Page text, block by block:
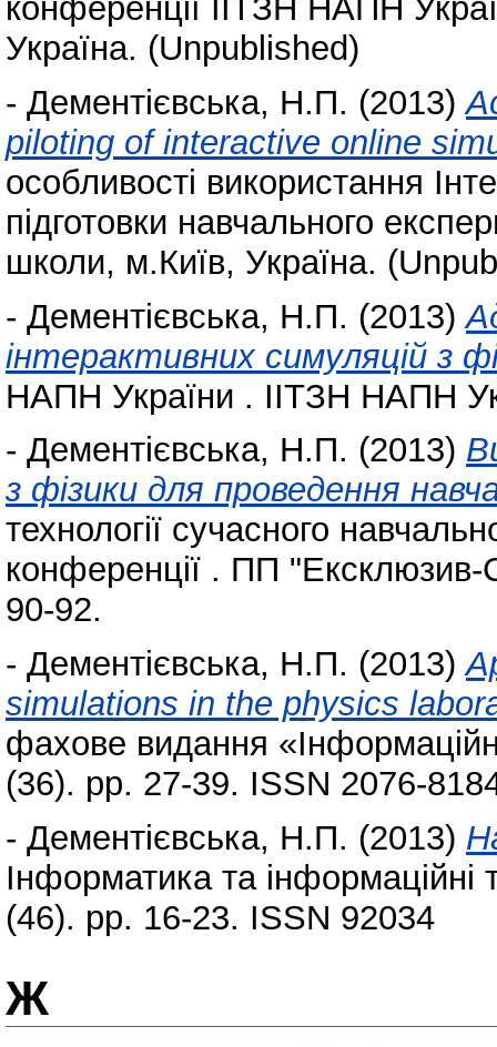
конференції ІІТЗН НАПН
Україна. (Unpublished)
- Дементієвська, Н.П. (2013)
piloting of interactive online
особливості використання
підготовки навчального
школи, м.Київ, Україна.
- Дементієвська, Н.П. (2013)
інтерактивних симуляцій з
НАПН України . ІІТЗН НАПН
- Дементієвська, Н.П. (2013)
з фізики для проведення
технології сучасного
конференції . ПП "Ексклюзив-
90-92.
- Дементієвська, Н.П. (2013)
simulations in the physics
фахове видання
(36). pp. 27-39. ISSN 2076-
- Дементієвська, Н.П. (2013)
Інформатика та інформаційні
(46). pp. 16-23. ISSN 92034
Ж